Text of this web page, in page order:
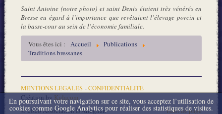
Saint Antoine (notre photo) et saint Denis étaient très vénérés en
Bresse eu égard à l’importance que revêtaient l’élevage porcin et
la basse-cour au sein de l’économie familiale.
Vous êtes ici :
Accueil
Publications
Traditions bressanes
MENTIONS LEGALES -CONFIDENTIALITE
Création by Kidacom
Haut de page
© 2026 Association D'Artagnan
En poursuivant votre navigation sur ce site, vous acceptez l’utilisation de
cookies comme Google Analytics pour réaliser des statistiques de visites.